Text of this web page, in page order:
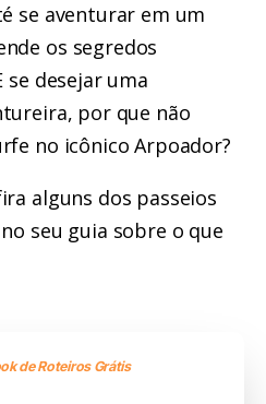
se aventurar em um
os segredos
desejar uma
por que não
no icônico Arpoador?
alguns dos passeios
seu guia sobre o que
de Roteiros Grátis